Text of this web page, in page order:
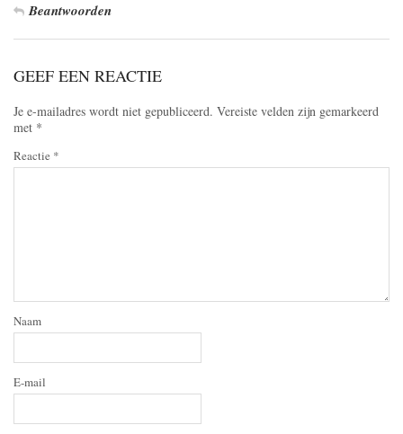
Beantwoorden
GEEF EEN REACTIE
Je e-mailadres wordt niet gepubliceerd. Vereiste velden zijn gemarkeerd
met *
Reactie *
Naam
E-mail